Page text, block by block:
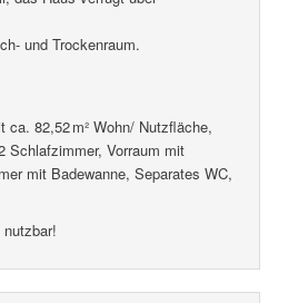
und Trockenraum.
ca. 82,52 m² Wohn/ Nutzfläche,
Schlafzimmer, Vorraum mit
mit Badewanne, Separates WC,